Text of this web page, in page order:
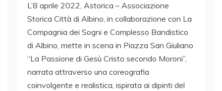
L’8 aprile 2022, Astorica – Associazione
Storica Città di Albino, in collaborazione con La
Compagnia dei Sogni e Complesso Bandistico
di Albino, mette in scena in Piazza San Giuliano
“La Passione di Gesù Cristo secondo Moroni”,
narrata attraverso una coreografia
coinvolgente e realistica, ispirata ai dipinti del